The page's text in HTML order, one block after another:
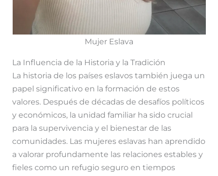
Mujer Eslava
La Influencia de la Historia y la Tradición
La historia de los países eslavos también juega un
papel significativo en la formación de estos
valores. Después de décadas de desafíos políticos
y económicos, la unidad familiar ha sido crucial
para la supervivencia y el bienestar de las
comunidades. Las mujeres eslavas han aprendido
a valorar profundamente las relaciones estables y
fieles como un refugio seguro en tiempos